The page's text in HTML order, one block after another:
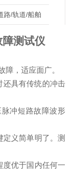
路/轨道/船舶
测试仪
障，适应面广。
还具有传统的冲击
冲短路故障波形
义简单明了。测
度优于国内任何一